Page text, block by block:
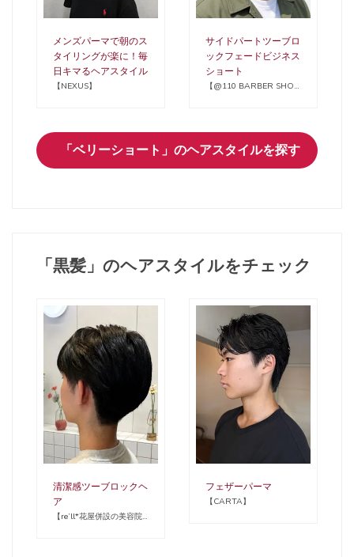
メンズパーマで朝のス
タイリングが楽に！毎
日キマるヘアスタイル
【NEXUS】
サイドパートツーブロ
ックフェードビジネス
ショート
【@110 BARBER SHOP
「ベリーショート」のヘアスタイルを探す
「黒髪」のヘアスタイルをチェック
清潔感ツーブロックヘ
ア
【re’ll*花屋併設の美容院
フェザーパーマ
【CARTA】